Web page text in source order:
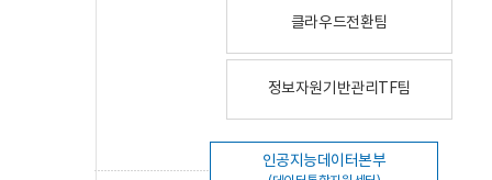
클라우드전환팀
정보자원기반관리TF팀
인공지능데이터본부